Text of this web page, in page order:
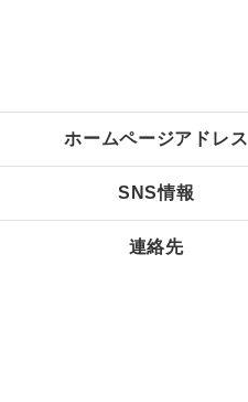
ホームページアドレス
SNS情報
連絡先